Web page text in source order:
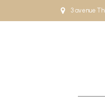
3 avenue